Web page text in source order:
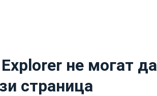
не могат да
страница